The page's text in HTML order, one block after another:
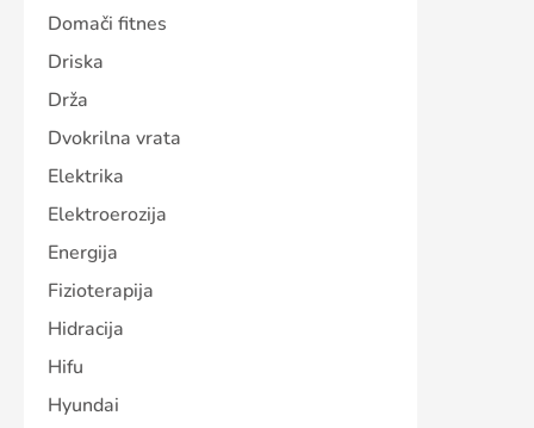
Domači fitnes
Driska
Drža
Dvokrilna vrata
Elektrika
Elektroerozija
Energija
Fizioterapija
Hidracija
Hifu
Hyundai